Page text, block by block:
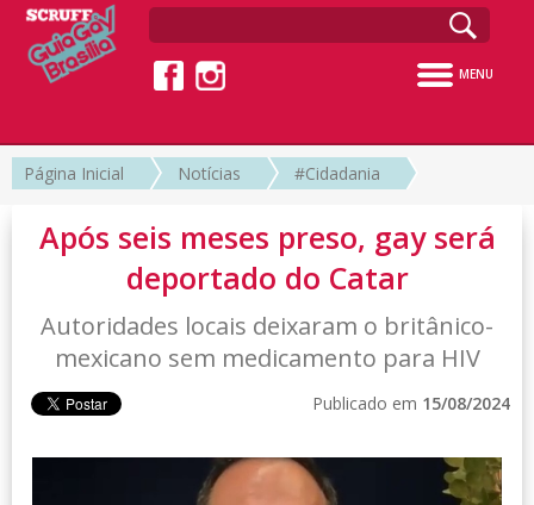
MENU
Página Inicial Notícias #Cidadania
Após seis meses preso, gay será
deportado do Catar
Autoridades locais deixaram o britânico-
mexicano sem medicamento para HIV
Publicado em 15/08/2024